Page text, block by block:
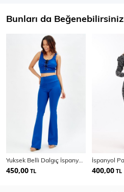
Bunları da Beğenebilirsiniz
450,00 TL 400,00 TL